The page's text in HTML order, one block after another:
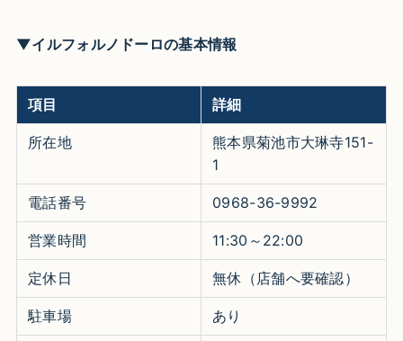
▼イルフォルノドーロの基本情報
項目 詳細
所在地
熊本県菊池市大琳寺151-
1
電話番号 0968-36-9992
営業時間 11:30～22:00
定休日 無休（店舗へ要確認）
駐車場 あり